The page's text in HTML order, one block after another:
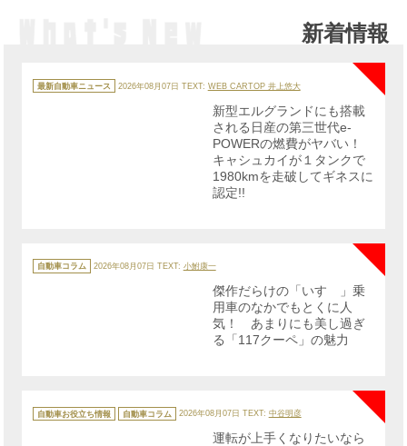
新着情報
テ
ゴ
最新自動車ニュース 2026年08月07日 TEXT: WEB CARTOP 井上悠大
NEW
新型エルグランドにも搭載
される日産の第三世代e-
POWERの燃費がヤバい！
キャシュカイが１タンクで
1980kmを走破してギネスに
認定!!
テ
ゴ
自動車コラム 2026年08月07日 TEXT: 小鮒康一
傑作だらけの「いすゞ」乗
用車のなかでもとくに人
気！ あまりにも美し過ぎ
る「117クーペ」の魅力
テ
ゴ
自動車お役立ち情報 自動車コラム 2026年08月07日 TEXT: 中谷明彦
運転が上手くなりたいなら